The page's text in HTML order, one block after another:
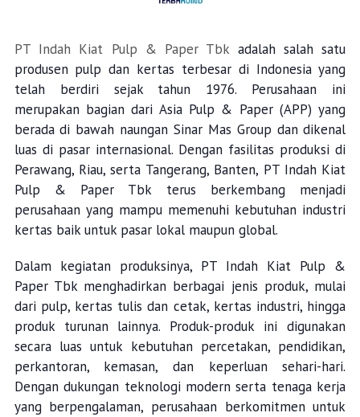
PT Indah Kiat Pulp & Paper Tbk adalah salah satu
produsen pulp dan kertas terbesar di Indonesia yang
telah berdiri sejak tahun 1976. Perusahaan ini
merupakan bagian dari Asia Pulp & Paper (APP) yang
berada di bawah naungan Sinar Mas Group dan dikenal
luas di pasar internasional. Dengan fasilitas produksi di
Perawang, Riau, serta Tangerang, Banten, PT Indah Kiat
Pulp & Paper Tbk terus berkembang menjadi
perusahaan yang mampu memenuhi kebutuhan industri
kertas baik untuk pasar lokal maupun global.
Dalam kegiatan produksinya, PT Indah Kiat Pulp &
Paper Tbk menghadirkan berbagai jenis produk, mulai
dari pulp, kertas tulis dan cetak, kertas industri, hingga
produk turunan lainnya. Produk-produk ini digunakan
secara luas untuk kebutuhan percetakan, pendidikan,
perkantoran, kemasan, dan keperluan sehari-hari.
Dengan dukungan teknologi modern serta tenaga kerja
yang berpengalaman, perusahaan berkomitmen untuk